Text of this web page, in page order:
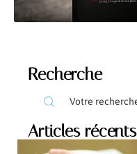
Recherche
Articles récents